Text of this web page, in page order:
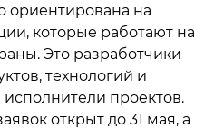
ориентирована на
которые работают на
Это разработчики
технологий и
проектов.
открыт до 31 мая, а